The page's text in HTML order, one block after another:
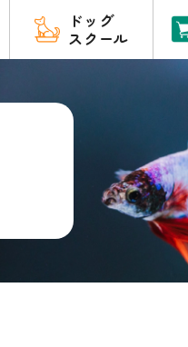
ドッグ
スクール